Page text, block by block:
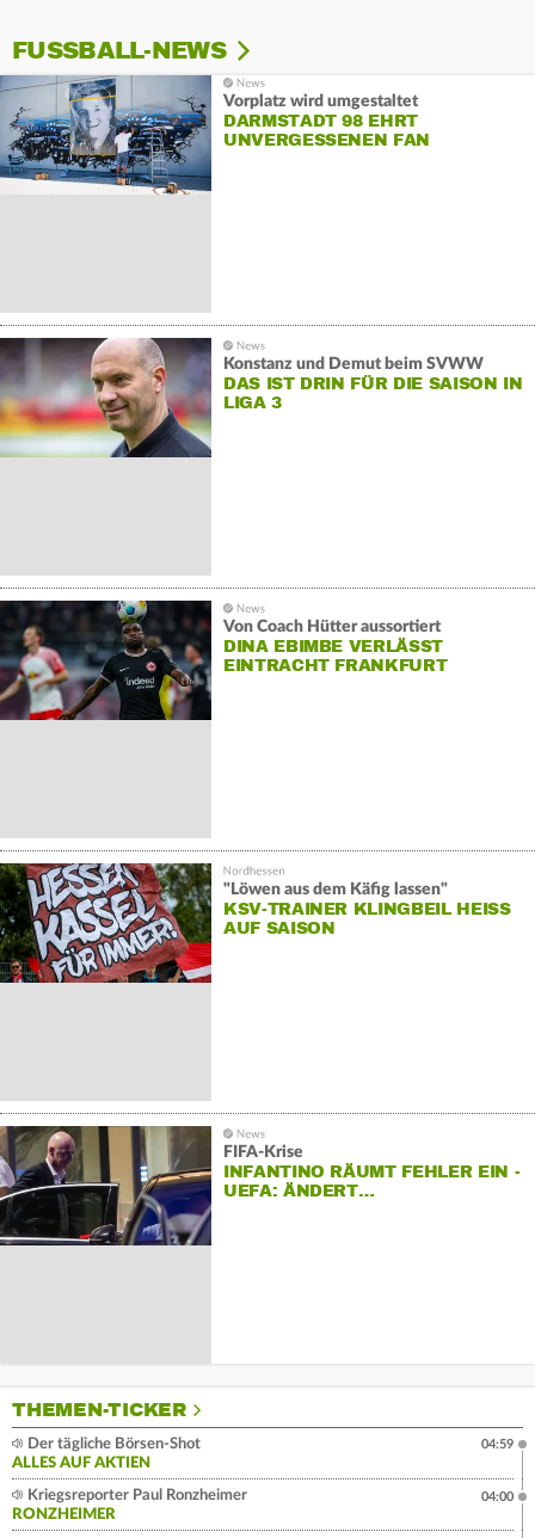
FUSSBALL-NEWS
Vorplatz wird umgestaltet
DARMSTADT 98 EHRT
UNVERGESSENEN FAN
Konstanz und Demut beim SVWW
DAS IST DRIN FÜR DIE SAISON IN
LIGA 3
Von Coach Hütter aussortiert
DINA EBIMBE VERLÄSST
EINTRACHT FRANKFURT
"Löwen aus dem Käfig lassen"
KSV-TRAINER KLINGBEIL HEISS A
UF SAISON
FIFA-Krise
INFANTINO RÄUMT FEHLER EIN -
UEFA: ÄNDERT…
THEMEN-TICKER
Der tägliche Börsen-Shot
ALLES AUF AKTIEN
04:59
Kriegsreporter Paul Ronzheimer
RONZHEIMER
04:00